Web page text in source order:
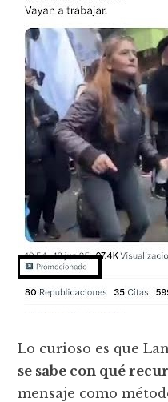
Lo curioso es que
se sabe con qué
mensaje como